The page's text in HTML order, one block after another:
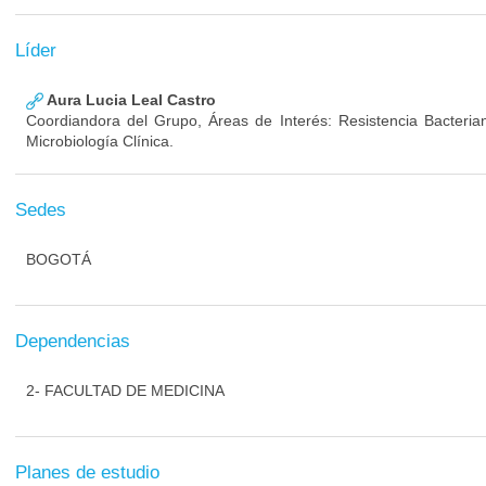
Líder
Aura Lucia Leal Castro
Coordiandora del Grupo, Áreas de Interés: Resistencia
Microbiología Clínica.
Sedes
BOGOTÁ
Dependencias
2- FACULTAD DE MEDICINA
Planes de estudio